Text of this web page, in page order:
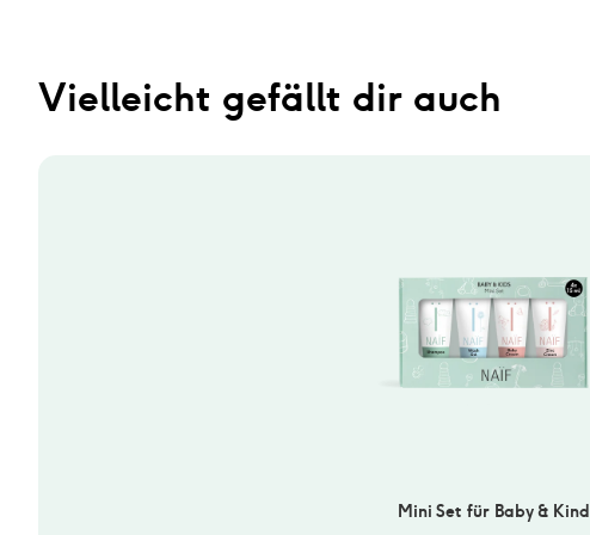
Vielleicht gefällt dir auch
Mini Set für Baby & Kind